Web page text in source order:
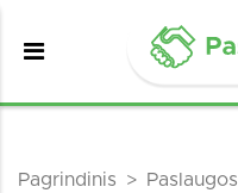
Pagrindinis Paslaugos